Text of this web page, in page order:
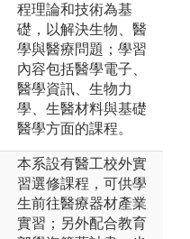
程理論和技術為基
礎，以解決生物、醫
學與醫療問題；學習
內容包括醫學電子、
醫學資訊、生物力
學、生醫材料與基礎
醫學方面的課程。
本系設有醫工校外實
習選修課程，可供學
生前往醫療器材產業
實習；另外配合教育